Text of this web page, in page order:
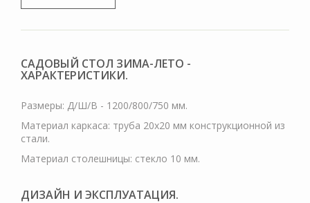
САДОВЫЙ СТОЛ ЗИМА-ЛЕТО -
ХАРАКТЕРИСТИКИ.
Размеры: Д/Ш/В - 1200/800/750 мм.
Материал каркаса: труба 20х20 мм конструкционной из
стали.
Материал столешницы: стекло 10 мм.
ДИЗАЙН И ЭКСПЛУАТАЦИЯ.